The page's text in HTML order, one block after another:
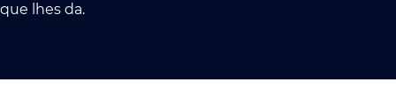
que lhes da.